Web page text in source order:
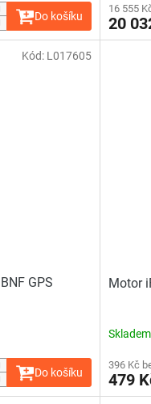
Do košíku
16 555
20
GPS
Do košíku
Kód: L017605
Motor
Skladem
396 Kč
479